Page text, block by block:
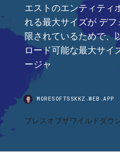
エストのエンティティ
れる最大サイズが デ
限されているためで、
ロード可能な最大サイ
ージャ
MORESOFTSSKKZ.WEB.APP
ブレスオブザワイルドダウ